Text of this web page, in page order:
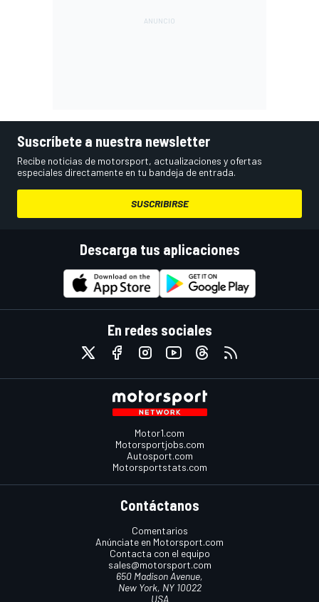
Suscríbete a nuestra newsletter
Recibe noticias de motorsport, actualizaciones y ofertas
especiales directamente en tu bandeja de entrada.
SUSCRIBIRSE
Descarga tus aplicaciones
En redes sociales
Motor1.com
Motorsportjobs.com
Autosport.com
Motorsportstats.com
Contáctanos
Comentarios
Anúnciate en Motorsport.com
Contacta con el equipo
sales@motorsport.com
650 Madison Avenue,
New York, NY 10022
USA